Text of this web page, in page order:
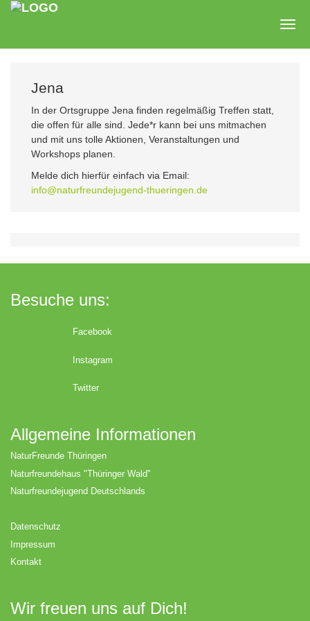
Zum
Jena
In der Ortsgruppe Jena finden regelmäßig Treffen statt,
die offen für alle sind. Jede*r kann bei uns mitmachen
und mit uns tolle Aktionen, Veranstaltungen und
Workshops planen.
Melde dich hierfür einfach via Email:
info@naturfreundejugend-thueringen.de
Besuche uns:
Facebook
Instagram
Twitter
Allgemeine Informationen
NaturFreunde Thüringen
Naturfreundehaus "Thüringer Wald"
Naturfreundejugend Deutschlands
Datenschutz
Impressum
Kontakt
Wir freuen uns auf Dich!